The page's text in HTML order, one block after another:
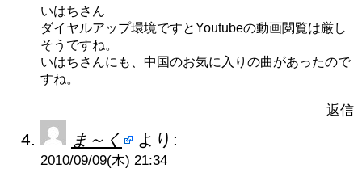
いはちさん
ダイヤルアップ環境ですとYoutubeの動画閲覧は厳し
そうですね。
いはちさんにも、中国のお気に入りの曲があったので
すね。
返信
ま～く より:
2010/09/09(木) 21:34